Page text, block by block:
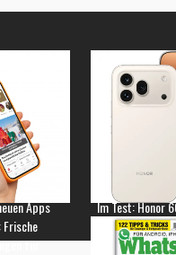
Apps
Frische
für
Im Test: Honor